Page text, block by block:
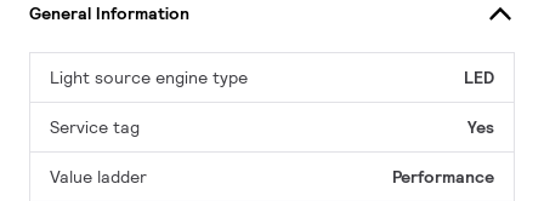
General Information
Light source engine type LED
Service tag Yes
Value ladder Performance